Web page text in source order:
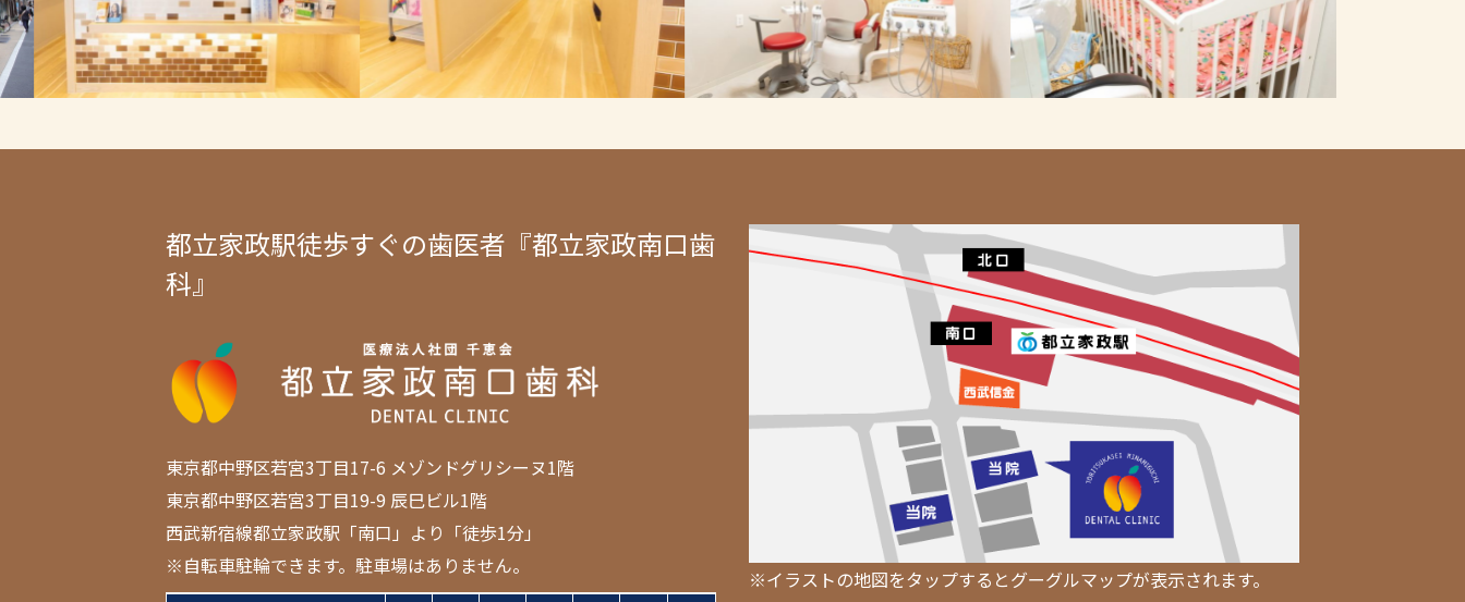
都立家政駅徒歩すぐの歯医者『都立家政南口歯
科』
東京都中野区若宮3丁目17-6 メゾンドグリシーヌ1階
東京都中野区若宮3丁目19-9 辰巳ビル1階
西武新宿線都立家政駅「南口」より「徒歩1分」
※自転車駐輪できます。駐車場はありません。
※イラストの地図をタップするとグーグルマップが表示されます。